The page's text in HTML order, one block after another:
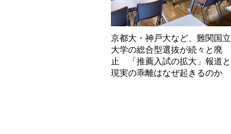
京都大・神戸大など、難関国立
大学の総合型選抜が続々と廃
止 「推薦入試の拡大」報道と
現実の乖離はなぜ起きるのか